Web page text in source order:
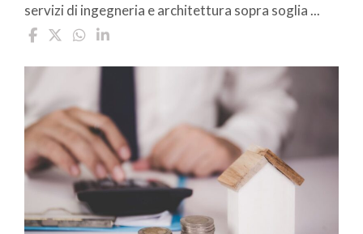
servizi di ingegneria e architettura sopra soglia ...